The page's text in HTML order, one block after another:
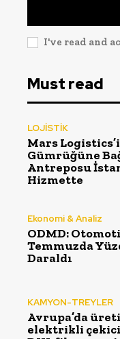
I've read and
Must read
LOJİSTİK
Mars
Gümrüğüne
Antreposu
Hizmette
Ekonomi & Analiz
ODMD:
Temmuzda
Daraldı
KAMYON-TREYLER
Avrupa’da
elektrikli çekici